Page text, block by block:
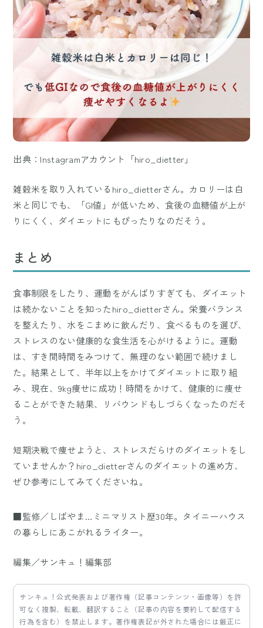
出典：Instagramアカウント「hiro_dietter」
雑穀米を取り入れているhiro_dietterさん。カロリーは白
米と同じでも、「GI値」が低いため、食後の血糖値が上が
りにくく、ダイエットにもぴったりなのだそう。
まとめ
食事制限をしたり、運動をがんばりすぎても、ダイエット
は続かないことを知ったhiro_dietterさん。栄養バランス
を整えたり、水をこまめに飲んだり、食べるものを選び、
ストレスのない健康的な食生活を心がけるように。運動
は、すき間時間をみつけて、無理のない範囲で続けまし
た。結果として、半年以上をかけてダイエットに取り組
み、現在、9kg痩せに成功！時間をかけて、健康的に痩せ
ることができた結果、リバウンドもしづらくなったのだそ
う。
短期決戦で痩せようと、ストレスだらけのダイエットをし
ていませんか？hiro_dietterさんのダイエットの進め方、
ぜひ参考にしてみてくださいね。
■監修／しばやま…ミニマリスト歴30年。タイニーハウス
の暮らしにあこがれるライター。
編集／サンキュ！編集部
サンキュ！公式発表および著作権（記事コンテンツ・画像等）を許
可なく複製、転載、翻訳すること（記事の内容を要約して配信する
行為を含む）を禁止します。著作権表記が外された場合には厳正に